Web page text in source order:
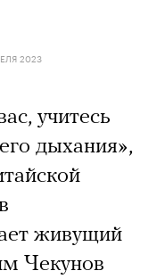
2023
учитесь
дыхания»,
живущий
Чекунов